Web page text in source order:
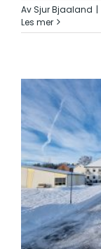
AvSjur Bjaaland |
Les mer